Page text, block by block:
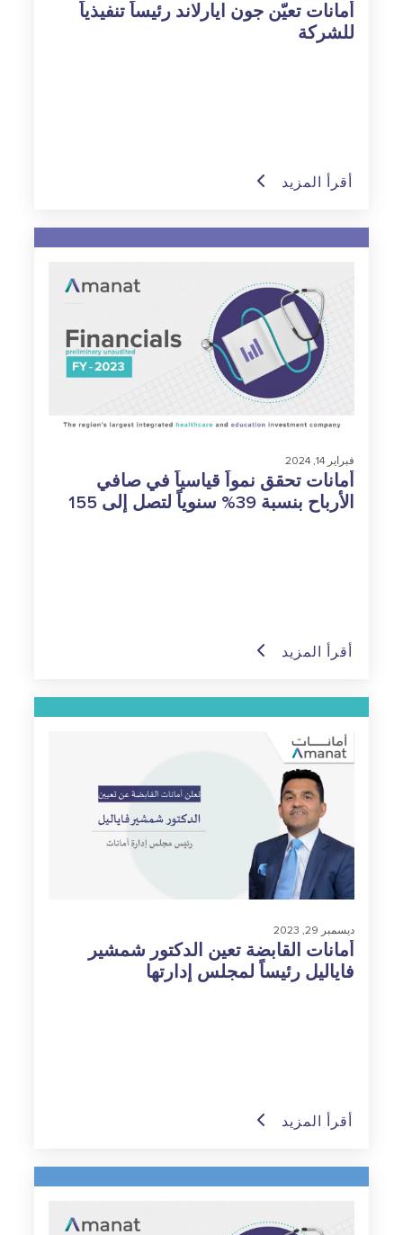
أمانات تعيّن جون ايارلاند رئيساً تنفيذياً
للشركة
أقرأ المزيد
فبراير 14, 2024
أمانات تحقق نمواً قياسياً في صافي
الأرباح بنسبة 39% سنوياً لتصل إلى 155
أقرأ المزيد
ديسمبر 29, 2023
أمانات القابضة تعين الدكتور شمشير
فاياليل رئيساً لمجلس إدارتها
أقرأ المزيد